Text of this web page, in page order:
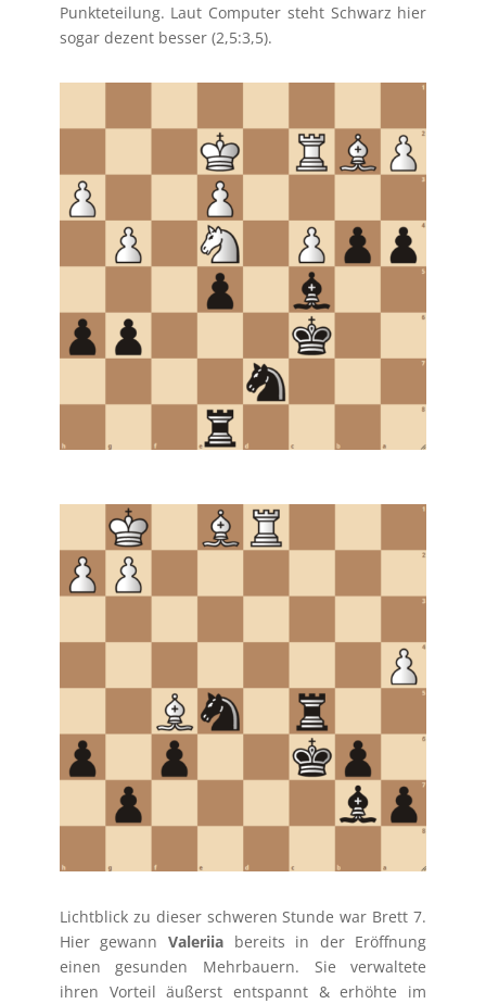
Punkteteilung. Laut Computer steht Schwarz hier
sogar dezent besser (2,5:3,5).
Lichtblick zu dieser schweren Stunde war Brett 7.
Hier gewann Valeriiabereits in der Eröffnung
einen gesunden Mehrbauern. Sie verwaltete
ihren Vorteil äußerst entspannt & erhöhte im